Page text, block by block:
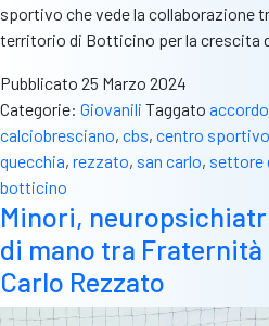
sportivo che vede la collaborazione
territorio di Botticino per la crescita
Pubblicato 25 Marzo 2024
Categorie: Giovanili Taggato accordo
calciobresciano, cbs, centro sportivo
quecchia, rezzato, san carlo, settore
botticino
Minori,
di mano tra Fraternità
Carlo Rezzato